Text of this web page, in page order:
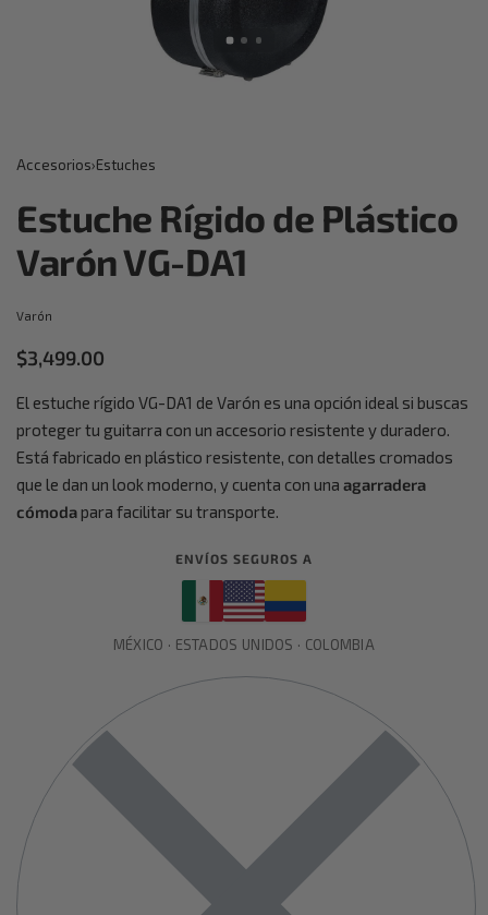
Accesorios›Estuches
Estuche Rígido de Plástico
Varón VG-DA1
Varón
$3,499.00
El estuche rígido VG-DA1 de Varón es una opción ideal si buscas
proteger tu guitarra con un accesorio resistente y duradero.
Está fabricado en plástico resistente, con detalles cromados
que le dan un look moderno, y cuenta con una agarradera
cómoda para facilitar su transporte.
ENVÍOS SEGUROS A
MÉXICO · ESTADOS UNIDOS · COLOMBIA